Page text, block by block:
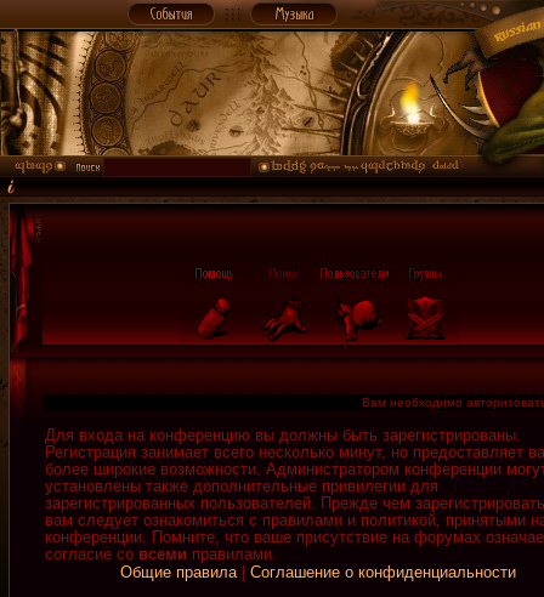
Вам необходимо
Для входа на конференцию вы должны быть зарегистрированы.
Регистрация занимает всего несколько минут, но предоставляет
более широкие возможности. Администратором конференции
установлены также дополнительные привилегии для
зарегистрированных пользователей. Прежде чем
вам следует ознакомиться с правилами и политикой, принятыми
конференции. Помните, что ваше присутствие на форумах
согласие со всеми правилами.
Общие правила| Соглашение о конфиденциальности